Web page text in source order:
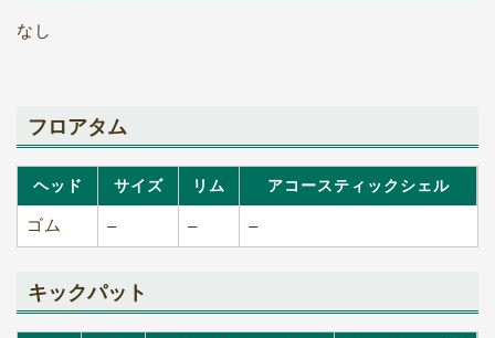
なし
フロアタム
ヘッド サイズ リム アコースティックシェル
ゴム – – –
キックパット